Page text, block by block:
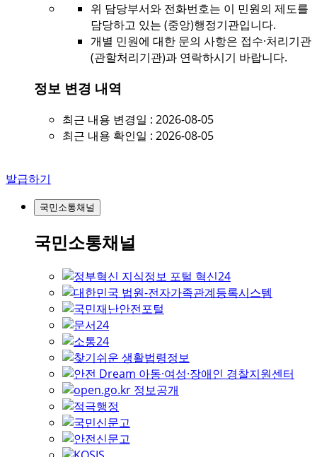
위 담당부서와 전화번호는 이 민원의 제도를
담당하고 있는 (중앙)행정기관입니다.
개별 민원에 대한 문의 사항은 접수·처리기관
(관할처리기관)과 연락하시기 바랍니다.
정보 변경 내역
최근 내용 변경일 : 2026-08-05
최근 내용 확인일 : 2026-08-05
발급하기
국민소통채널
국민소통채널